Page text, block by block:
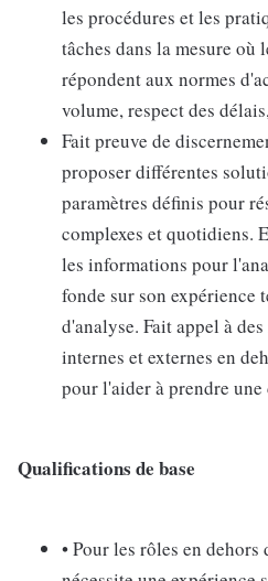
les procédures et les
tâches dans la mesure où
répondent aux normes
volume, respect des
Fait preuve de
proposer différentes
paramètres définis pour
complexes et quotidiens.
les informations pour
fonde sur son expérience
d'analyse. Fait appel à
internes et externes en
pour l'aider à prendre
Qualifications de base
• Pour les rôles en